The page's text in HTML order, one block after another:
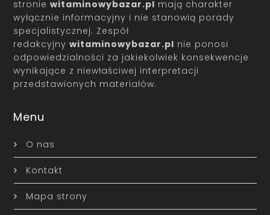
stroniewitaminowybazar.pl mają charakter
wyłącznie informacyjny i nie stanowią porady
specjalistycznej. Zespół
redakcyjnywitaminowybazar.pl nie ponosi
odpowiedzialności za jakiekolwiek konsekwencje
wynikające z niewłaściwej interpretacji
przedstawionych materiałów.
Menu
O nas
Kontakt
Mapa strony